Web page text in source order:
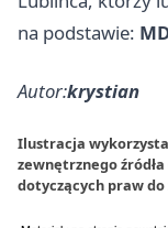
na podstawie:
Autor:krystian
Ilustracja
zewnętrznego
dotyczących praw